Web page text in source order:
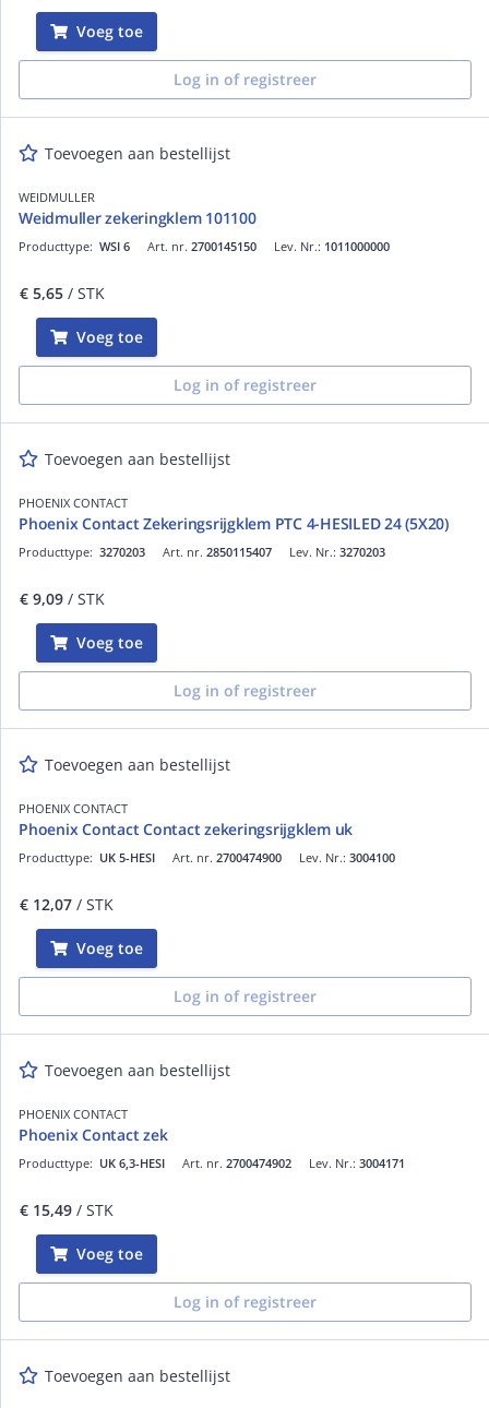
Voeg toe
Log in of registreer
Toevoegen aan bestellijst
WEIDMULLER
Weidmuller zekeringklem 101100
Art. nr. 2700145150
Producttype: WSI 6 Lev. Nr.: 1011000000
€ 5,65 / STK
Voeg toe
Log in of registreer
Toevoegen aan bestellijst
PHOENIX CONTACT
Phoenix Contact Zekeringsrijgklem PTC 4-HESILED 24 (5X20)
Art. nr. 2850115407
Producttype: 3270203 Lev. Nr.: 3270203
€ 9,09 / STK
Voeg toe
Log in of registreer
Toevoegen aan bestellijst
PHOENIX CONTACT
Phoenix Contact Contact zekeringsrijgklem uk
Art. nr. 2700474900
Producttype: UK 5-HESI Lev. Nr.: 3004100
€ 12,07 / STK
Voeg toe
Log in of registreer
Toevoegen aan bestellijst
PHOENIX CONTACT
Phoenix Contact zek
Art. nr. 2700474902
Producttype: UK 6,3-HESI Lev. Nr.: 3004171
€ 15,49 / STK
Voeg toe
Log in of registreer
Toevoegen aan bestellijst